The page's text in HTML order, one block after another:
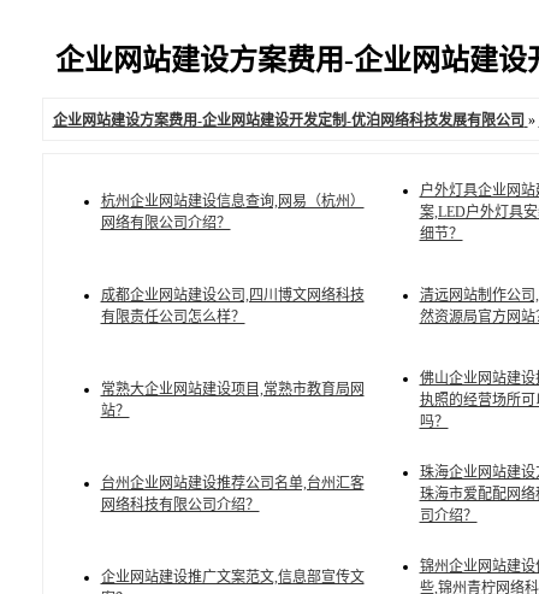
企业网站建设方案费用-企业网站建
企业网站建设方案费用-企业网站建设开发定制-优泊网络科技发展有限公司 »
杭州企业网站建设信息查询,网易（杭州）
网络有限公司介绍？
户外灯具企业网站
案,LED户外灯具
细节？
成都企业网站建设公司,四川博文网络科技
有限责任公司怎么样？
清远网站制作公司
然资源局官方网站
常熟大企业网站建设项目,常熟市教育局网
站？
佛山企业网站建设
执照的经营场所可
吗？
台州企业网站建设推荐公司名单,台州汇客
网络科技有限公司介绍？
珠海企业网站建设
珠海市爱配配网络
司介绍？
企业网站建设推广文案范文,信息部宣传文
锦州企业网站建设
些,锦州青柠网络